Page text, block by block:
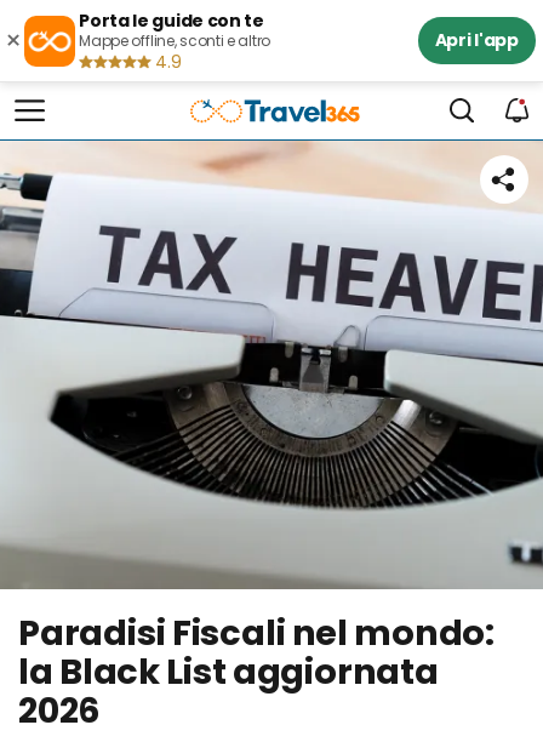
×
Porta le guide con te
Mappe offline, sconti e altro
4.9
Apri l'app
Paradisi Fiscali nel mondo:
la Black List aggiornata
2026